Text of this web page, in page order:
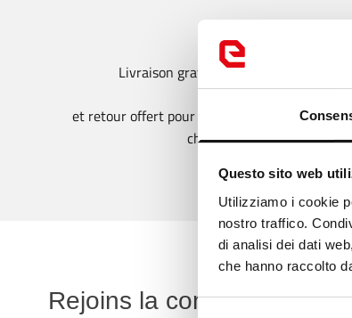
Questo sito web
Utilizziamo i cookie
nostro traffico.
di analisi dei dati
che hanno raccolto
Livraison gratuite à partir de 99 €
et retour offert pour changement de taille sur
chaussures
Rejoins la communauté !